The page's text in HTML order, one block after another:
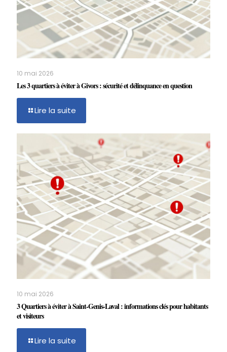
10 mai 2026
Les 3 quartiers à éviter à Givors : sécurité et délinquance en question
Lire la suite
10 mai 2026
3 Quartiers à éviter à Saint-Genis-Laval : informations clés pour habitants
et visiteurs
Lire la suite